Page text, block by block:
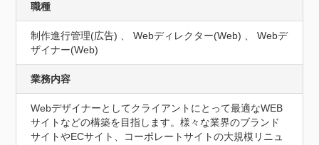
職種
制作進行管理(広告) 、 Webディレクター(Web) 、 Webデ
ザイナー(Web)
業務内容
Webデザイナーとしてクライアントにとって最適なWEB
サイトなどの構築を目指します。様々な業界のブランド
サイトやECサイト、コーポレートサイトの大規模リニュ